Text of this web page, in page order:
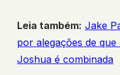
Leia também: Jake
por alegações de
Joshua é combinada